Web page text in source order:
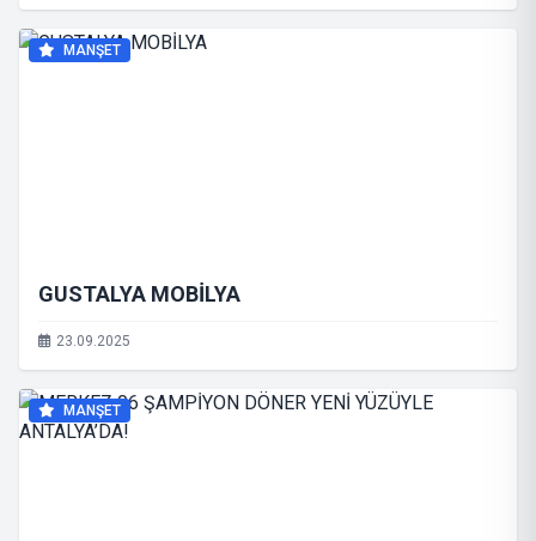
MANŞET
GUSTALYA MOBİLYA
23.09.2025
MANŞET